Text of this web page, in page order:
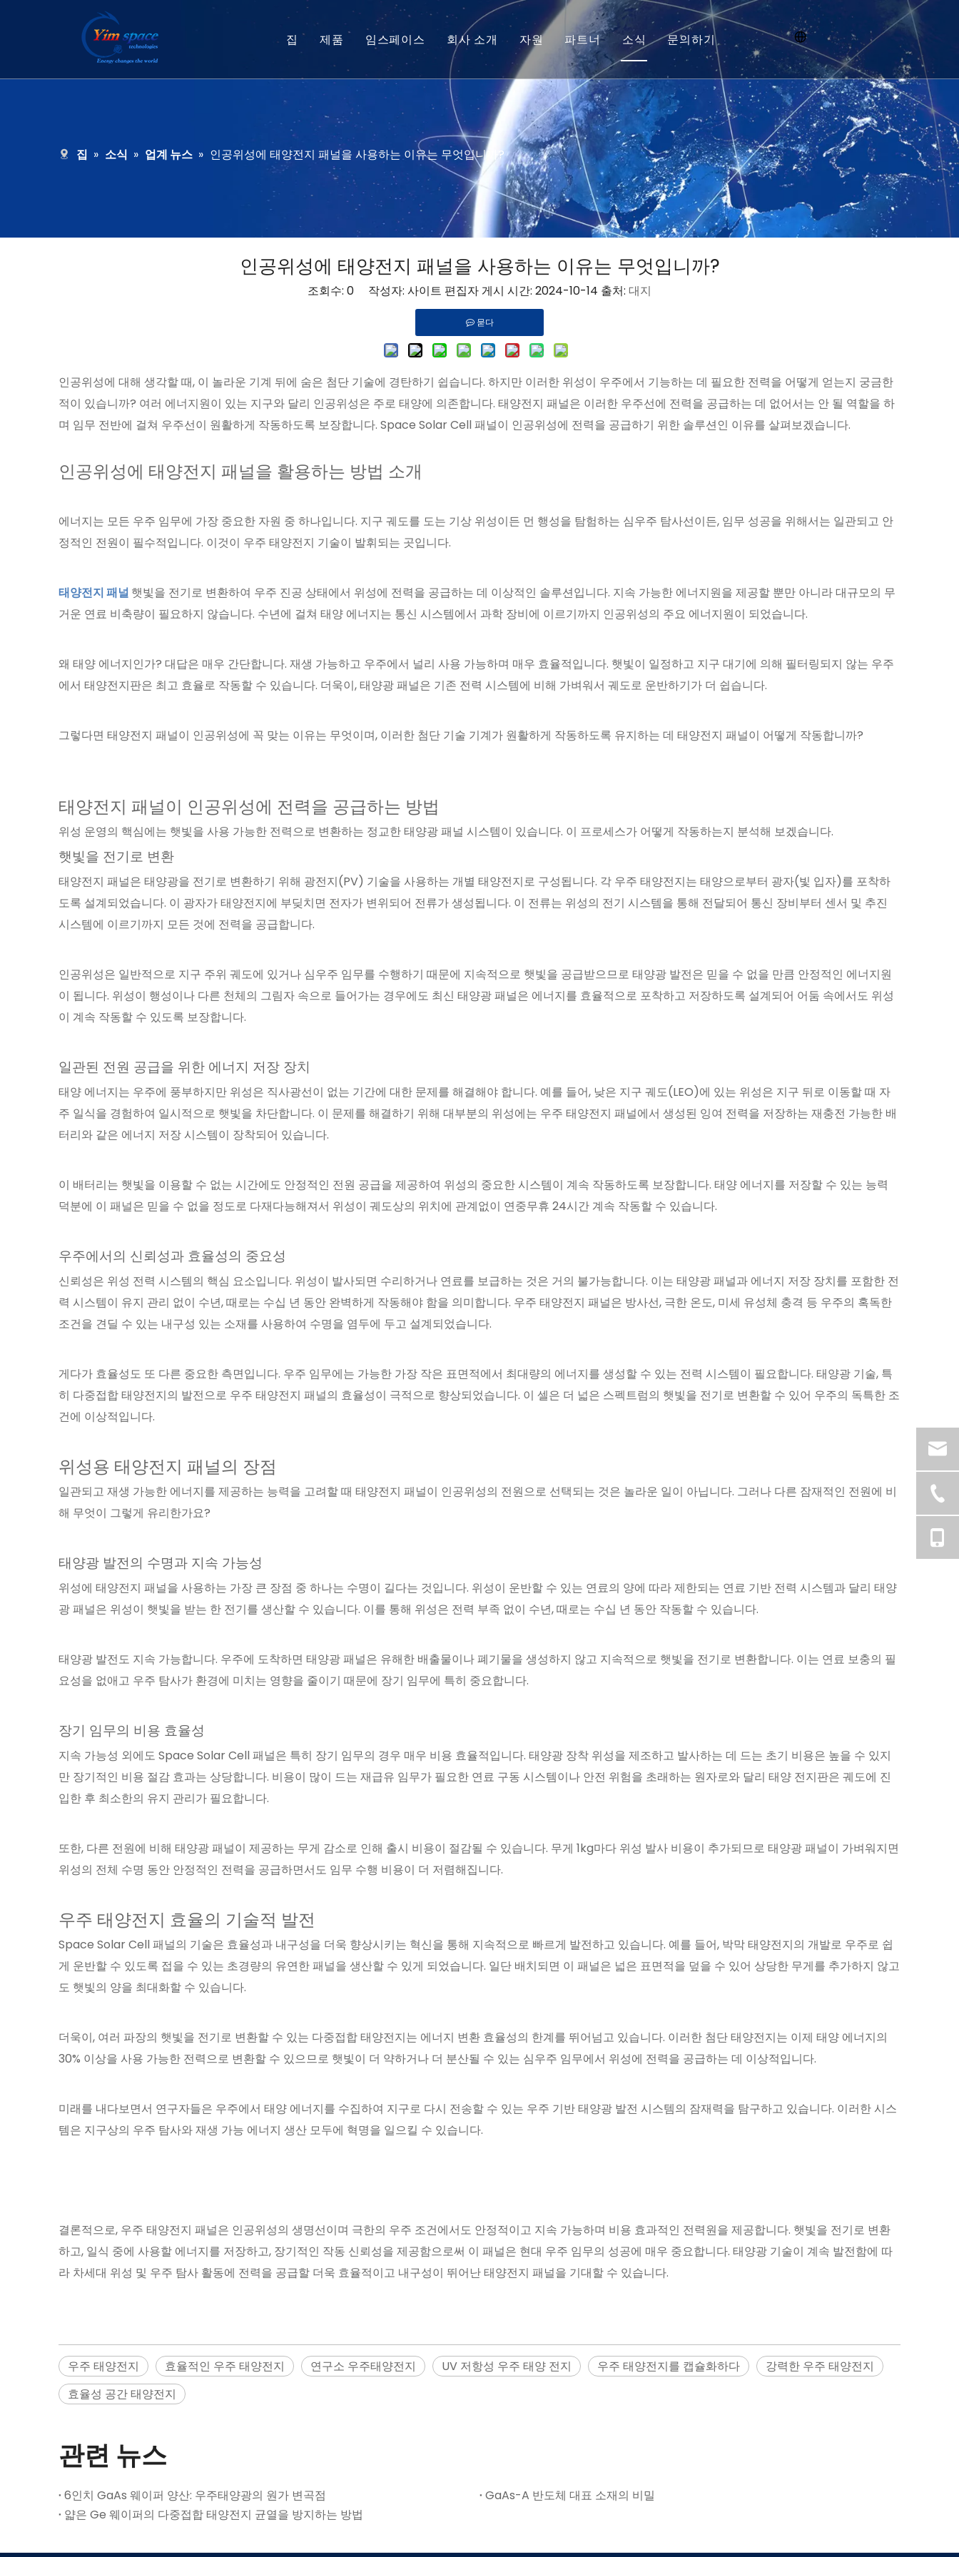
집 제품
태양전지 모듈
마이크로 태양전지
베어드 칩
임스페이스 회사 소개 자원
기술 팁
서비스
파트너 소식 문의하기
신병 모집
집 » 소식 » 업계 뉴스 » 인공위성에 태양전지 패널을 사용하는 이유는 무엇입니까?
인공위성에 태양전지 패널을 사용하는 이유는 무엇입니까?
조회수: 0 작성자: 사이트 편집자 게시 시간: 2024-10-14 출처: 대지
묻다
인공위성에 대해 생각할 때, 이 놀라운 기계 뒤에 숨은 첨단 기술에 경탄하기 쉽습니다. 하지만 이러한 위성이 우주에서 기능하는 데 필요한 전력을 어떻게 얻는지 궁금한
적이 있습니까? 여러 에너지원이 있는 지구와 달리 인공위성은 주로 태양에 의존합니다. 태양전지 패널은 이러한 우주선에 전력을 공급하는 데 없어서는 안 될 역할을 하
며 임무 전반에 걸쳐 우주선이 원활하게 작동하도록 보장합니다. Space Solar Cell 패널이 인공위성에 전력을 공급하기 위한 솔루션인 이유를 살펴보겠습니다.
인공위성에 태양전지 패널을 활용하는 방법 소개
에너지는 모든 우주 임무에 가장 중요한 자원 중 하나입니다. 지구 궤도를 도는 기상 위성이든 먼 행성을 탐험하는 심우주 탐사선이든, 임무 성공을 위해서는 일관되고 안
정적인 전원이 필수적입니다. 이것이 우주 태양전지 기술이 발휘되는 곳입니다.
태양전지 패널 햇빛을 전기로 변환하여 우주 진공 상태에서 위성에 전력을 공급하는 데 이상적인 솔루션입니다. 지속 가능한 에너지원을 제공할 뿐만 아니라 대규모의 무
거운 연료 비축량이 필요하지 않습니다. 수년에 걸쳐 태양 에너지는 통신 시스템에서 과학 장비에 이르기까지 인공위성의 주요 에너지원이 되었습니다.
왜 태양 에너지인가? 대답은 매우 간단합니다. 재생 가능하고 우주에서 널리 사용 가능하며 매우 효율적입니다. 햇빛이 일정하고 지구 대기에 의해 필터링되지 않는 우주
에서 태양전지판은 최고 효율로 작동할 수 있습니다. 더욱이, 태양광 패널은 기존 전력 시스템에 비해 가벼워서 궤도로 운반하기가 더 쉽습니다.
그렇다면 태양전지 패널이 인공위성에 꼭 맞는 이유는 무엇이며, 이러한 첨단 기술 기계가 원활하게 작동하도록 유지하는 데 태양전지 패널이 어떻게 작동합니까?
태양전지 패널이 인공위성에 전력을 공급하는 방법
위성 운영의 핵심에는 햇빛을 사용 가능한 전력으로 변환하는 정교한 태양광 패널 시스템이 있습니다. 이 프로세스가 어떻게 작동하는지 분석해 보겠습니다.
햇빛을 전기로 변환
태양전지 패널은 태양광을 전기로 변환하기 위해 광전지(PV) 기술을 사용하는 개별 태양전지로 구성됩니다. 각 우주 태양전지는 태양으로부터 광자(빛 입자)를 포착하
도록 설계되었습니다. 이 광자가 태양전지에 부딪치면 전자가 변위되어 전류가 생성됩니다. 이 전류는 위성의 전기 시스템을 통해 전달되어 통신 장비부터 센서 및 추진
시스템에 이르기까지 모든 것에 전력을 공급합니다.
인공위성은 일반적으로 지구 주위 궤도에 있거나 심우주 임무를 수행하기 때문에 지속적으로 햇빛을 공급받으므로 태양광 발전은 믿을 수 없을 만큼 안정적인 에너지원
이 됩니다. 위성이 행성이나 다른 천체의 그림자 속으로 들어가는 경우에도 최신 태양광 패널은 에너지를 효율적으로 포착하고 저장하도록 설계되어 어둠 속에서도 위성
이 계속 작동할 수 있도록 보장합니다.
일관된 전원 공급을 위한 에너지 저장 장치
태양 에너지는 우주에 풍부하지만 위성은 직사광선이 없는 기간에 대한 문제를 해결해야 합니다. 예를 들어, 낮은 지구 궤도(LEO)에 있는 위성은 지구 뒤로 이동할 때 자
주 일식을 경험하여 일시적으로 햇빛을 차단합니다. 이 문제를 해결하기 위해 대부분의 위성에는 우주 태양전지 패널에서 생성된 잉여 전력을 저장하는 재충전 가능한 배
터리와 같은 에너지 저장 시스템이 장착되어 있습니다.
이 배터리는 햇빛을 이용할 수 없는 시간에도 안정적인 전원 공급을 제공하여 위성의 중요한 시스템이 계속 작동하도록 보장합니다. 태양 에너지를 저장할 수 있는 능력
덕분에 이 패널은 믿을 수 없을 정도로 다재다능해져서 위성이 궤도상의 위치에 관계없이 연중무휴 24시간 계속 작동할 수 있습니다.
우주에서의 신뢰성과 효율성의 중요성
신뢰성은 위성 전력 시스템의 핵심 요소입니다. 위성이 발사되면 수리하거나 연료를 보급하는 것은 거의 불가능합니다. 이는 태양광 패널과 에너지 저장 장치를 포함한 전
력 시스템이 유지 관리 없이 수년, 때로는 수십 년 동안 완벽하게 작동해야 함을 의미합니다. 우주 태양전지 패널은 방사선, 극한 온도, 미세 유성체 충격 등 우주의 혹독한
조건을 견딜 수 있는 내구성 있는 소재를 사용하여 수명을 염두에 두고 설계되었습니다.
게다가 효율성도 또 다른 중요한 측면입니다. 우주 임무에는 가능한 가장 작은 표면적에서 최대량의 에너지를 생성할 수 있는 전력 시스템이 필요합니다. 태양광 기술, 특
히 다중접합 태양전지의 발전으로 우주 태양전지 패널의 효율성이 극적으로 향상되었습니다. 이 셀은 더 넓은 스펙트럼의 햇빛을 전기로 변환할 수 있어 우주의 독특한 조
건에 이상적입니다.
위성용 태양전지 패널의 장점
일관되고 재생 가능한 에너지를 제공하는 능력을 고려할 때 태양전지 패널이 인공위성의 전원으로 선택되는 것은 놀라운 일이 아닙니다. 그러나 다른 잠재적인 전원에 비
해 무엇이 그렇게 유리한가요?
태양광 발전의 수명과 지속 가능성
위성에 태양전지 패널을 사용하는 가장 큰 장점 중 하나는 수명이 길다는 것입니다. 위성이 운반할 수 있는 연료의 양에 따라 제한되는 연료 기반 전력 시스템과 달리 태양
광 패널은 위성이 햇빛을 받는 한 전기를 생산할 수 있습니다. 이를 통해 위성은 전력 부족 없이 수년, 때로는 수십 년 동안 작동할 수 있습니다.
태양광 발전도 지속 가능합니다. 우주에 도착하면 태양광 패널은 유해한 배출물이나 폐기물을 생성하지 않고 지속적으로 햇빛을 전기로 변환합니다. 이는 연료 보충의 필
요성을 없애고 우주 탐사가 환경에 미치는 영향을 줄이기 때문에 장기 임무에 특히 중요합니다.
장기 임무의 비용 효율성
지속 가능성 외에도 Space Solar Cell 패널은 특히 장기 임무의 경우 매우 비용 효율적입니다. 태양광 장착 위성을 제조하고 발사하는 데 드는 초기 비용은 높을 수 있지
만 장기적인 비용 절감 효과는 상당합니다. 비용이 많이 드는 재급유 임무가 필요한 연료 구동 시스템이나 안전 위험을 초래하는 원자로와 달리 태양 전지판은 궤도에 진
입한 후 최소한의 유지 관리가 필요합니다.
또한, 다른 전원에 비해 태양광 패널이 제공하는 무게 감소로 인해 출시 비용이 절감될 수 있습니다. 무게 1kg마다 위성 발사 비용이 추가되므로 태양광 패널이 가벼워지면
위성의 전체 수명 동안 안정적인 전력을 공급하면서도 임무 수행 비용이 더 저렴해집니다.
우주 태양전지 효율의 기술적 발전
Space Solar Cell 패널의 기술은 효율성과 내구성을 더욱 향상시키는 혁신을 통해 지속적으로 빠르게 발전하고 있습니다. 예를 들어, 박막 태양전지의 개발로 우주로 쉽
게 운반할 수 있도록 접을 수 있는 초경량의 유연한 패널을 생산할 수 있게 되었습니다. 일단 배치되면 이 패널은 넓은 표면적을 덮을 수 있어 상당한 무게를 추가하지 않고
도 햇빛의 양을 최대화할 수 있습니다.
더욱이, 여러 파장의 햇빛을 전기로 변환할 수 있는 다중접합 태양전지는 에너지 변환 효율성의 한계를 뛰어넘고 있습니다. 이러한 첨단 태양전지는 이제 태양 에너지의
30% 이상을 사용 가능한 전력으로 변환할 수 있으므로 햇빛이 더 약하거나 더 분산될 수 있는 심우주 임무에서 위성에 전력을 공급하는 데 이상적입니다.
미래를 내다보면서 연구자들은 우주에서 태양 에너지를 수집하여 지구로 다시 전송할 수 있는 우주 기반 태양광 발전 시스템의 잠재력을 탐구하고 있습니다. 이러한 시스
템은 지구상의 우주 탐사와 재생 가능 에너지 생산 모두에 혁명을 일으킬 수 있습니다.
결론적으로, 우주 태양전지 패널은 인공위성의 생명선이며 극한의 우주 조건에서도 안정적이고 지속 가능하며 비용 효과적인 전력원을 제공합니다. 햇빛을 전기로 변환
하고, 일식 중에 사용할 에너지를 저장하고, 장기적인 작동 신뢰성을 제공함으로써 이 패널은 현대 우주 임무의 성공에 매우 중요합니다. 태양광 기술이 계속 발전함에 따
라 차세대 위성 및 우주 탐사 활동에 전력을 공급할 더욱 효율적이고 내구성이 뛰어난 태양전지 패널을 기대할 수 있습니다.
우주 태양전지 효율적인 우주 태양전지 연구소 우주태양전지 UV 저항성 우주 태양 전지 우주 태양전지를 캡슐화하다
강력한 우주 태양전지
효율성 공간 태양전지
관련 뉴스
6인치 GaAs 웨이퍼 양산: 우주태양광의 원가 변곡점
GaAs-A 반도체 대표 소재의 비밀
얇은 Ge 웨이퍼의 다중접합 태양전지 균열을 방지하는 방법